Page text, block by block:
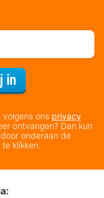
in
volgens ons privacy
ontvangen? Dan kun
onderaan de
klikken.